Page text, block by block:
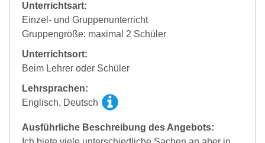
Unterrichtsart:
Einzel- und Gruppenunterricht
Gruppengröße: maximal 2 Schüler
Unterrichtsort:
Beim Lehrer oder Schüler
Lehrsprachen:
Englisch, Deutsch
Ausführliche Beschreibung des Angebots: